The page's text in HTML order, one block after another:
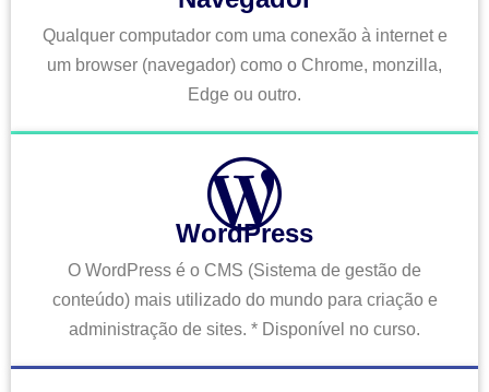
Qualquer computador com uma conexão à internet e
um browser (navegador) como o Chrome, monzilla,
Edge ou outro.
WordPress
O WordPress é o CMS (Sistema de gestão de
conteúdo) mais utilizado do mundo para criação e
administração de sites. * Disponível no curso.